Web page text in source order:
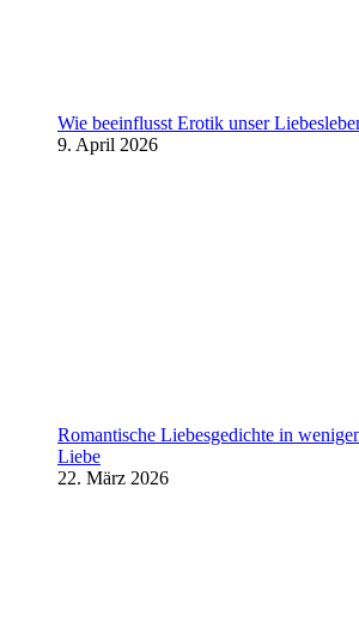
Wie beeinflusst Erotik unser
9. April 2026
Romantische Liebesgedichte in
Liebe
22. März 2026